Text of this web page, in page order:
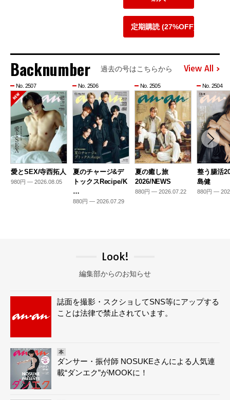
定期購読 (27%OFF)
Backnumber 過去の号はこちらから View All
No. 2507
愛とSEX/寺西拓人
980円 — 2026.08.05
No. 2506
夏のチャージ&デ
トックスRecipe/K
…
880円 — 2026.07.29
No. 2505
夏の癒し旅
2026/NEWS
880円 — 2026.07.22
No. 2504
整う腸活
島健
880円 —
Look!
編集部からのお知らせ
誌面を撮影・スクショしてSNS等にアップする
ことは法律で禁止されています。
本
ダンサー・振付師 NOSUKEさんによる人気連
載“ダンエク”がMOOKに！